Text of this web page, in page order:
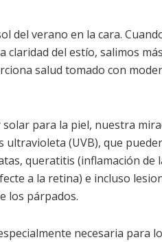
del verano en la cara.
del estío, salimos
salud tomado con
para la piel, nuestra
ultravioleta (UVB), que
queratitis (inflamación de
a la retina) e incluso
los párpados.
necesaria para